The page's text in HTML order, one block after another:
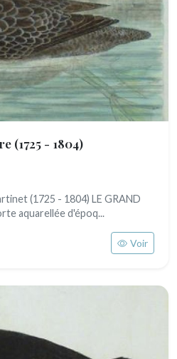
(1725 - 1804)
(1725 - 1804) LE GRAND
aquarellée d'époq...
Voir